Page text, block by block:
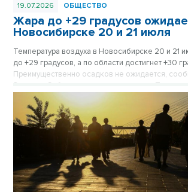
19.07.2026 ОБЩЕСТВО
Жара до +29 градусов
Новосибирске 20 и 21 июля
Температура воздуха в Новосибирске 20 и 21
до +29 градусов, а по области достигнет +30
Преимущественно осадков не ожидается,
Западно-Сибирского гидрометцентра. При этом
сохранится высокая и чрезвычайная